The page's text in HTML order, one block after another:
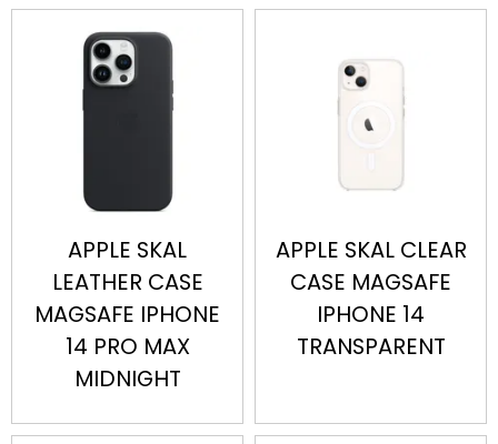
APPLE SKAL
LEATHER CASE
MAGSAFE IPHONE
14 PRO MAX
MIDNIGHT
APPLE SKAL CLEAR
CASE MAGSAFE
IPHONE 14
TRANSPARENT